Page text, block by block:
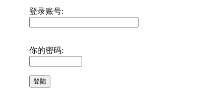
登录账号:
你的密码: